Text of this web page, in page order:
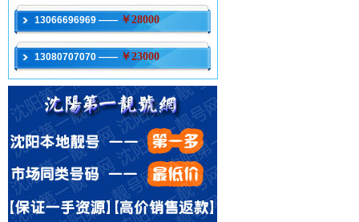
13066696969 —— ￥28000
13080707070 —— ￥23000